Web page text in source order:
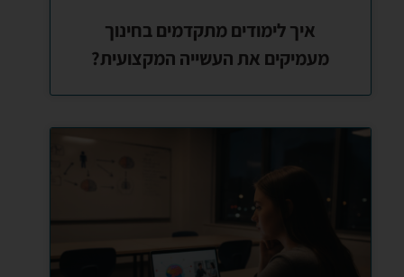
איך לימודים מתקדמים בחינוך
מעמיקים את העשייה המקצועית?